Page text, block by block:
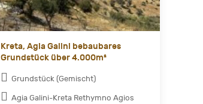
Kreta, Agia Galini bebaubares
Grundstück über 4.000m²
Grundstück (Gemischt)
Agia Galini-Kreta Rethymno Agios